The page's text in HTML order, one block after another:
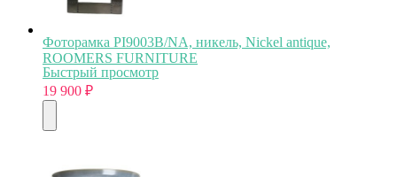
Фоторамка PI9003B/NA, никель, Nickel antique,
ROOMERS FURNITURE
Быстрый просмотр
19 900 ₽